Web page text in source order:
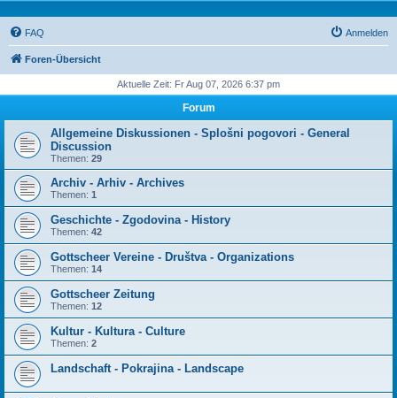
FAQ Anmelden
Foren-Übersicht
Aktuelle Zeit: Fr Aug 07, 2026 6:37 pm
Forum
Allgemeine Diskussionen - Splošni pogovori - General
Discussion
Themen: 29
Archiv - Arhiv - Archives
Themen: 1
Geschichte - Zgodovina - History
Themen: 42
Gottscheer Vereine - Društva - Organizations
Themen: 14
Gottscheer Zeitung
Themen: 12
Kultur - Kultura - Culture
Themen: 2
Landschaft - Pokrajina - Landscape